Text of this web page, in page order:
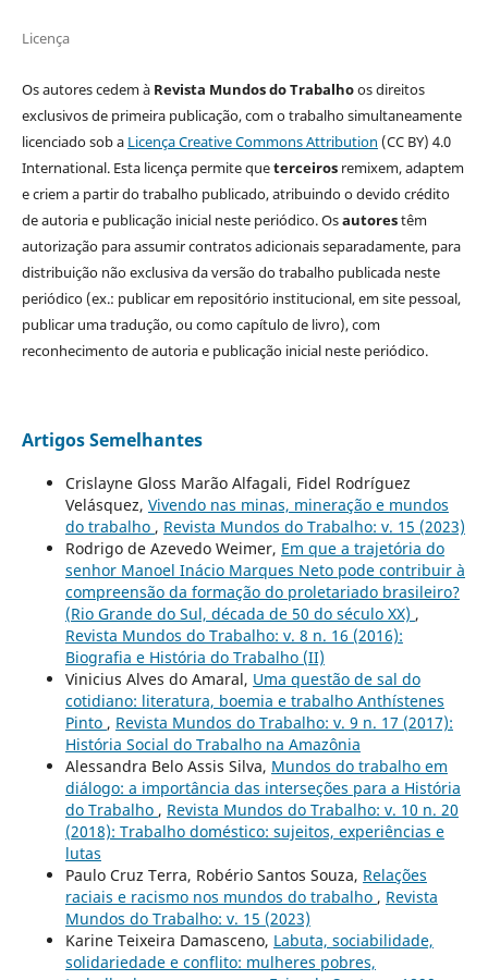
Licença
Os autores cedem à Revista Mundos do Trabalhoos direitos
exclusivos de primeira publicação, com o trabalho simultaneamente
licenciado sob a Licença Creative Commons Attribution (CC BY) 4.0
International. Esta licença permite queterceirosremixem, adaptem
e criem a partir do trabalho publicado, atribuindo o devido crédito
de autoria e publicação inicial neste periódico. Osautorestêm
autorização para assumir contratos adicionais separadamente, para
distribuição não exclusiva da versão do trabalho publicada neste
periódico (ex.: publicar em repositório institucional, em site pessoal,
publicar uma tradução, ou como capítulo de livro), com
reconhecimento de autoria e publicação inicial neste periódico.
Artigos Semelhantes
Crislayne Gloss Marão Alfagali, Fidel Rodríguez
Velásquez, Vivendo nas minas, mineração e mundos
do trabalho , Revista Mundos do Trabalho: v. 15 (2023)
Rodrigo de Azevedo Weimer, Em que a trajetória do
senhor Manoel Inácio Marques Neto pode contribuir à
compreensão da formação do proletariado brasileiro?
(Rio Grande do Sul, década de 50 do século XX) ,
Revista Mundos do Trabalho: v. 8 n. 16 (2016):
Biografia e História do Trabalho (II)
Vinicius Alves do Amaral, Uma questão de sal do
cotidiano: literatura, boemia e trabalho Anthístenes
Pinto , Revista Mundos do Trabalho: v. 9 n. 17 (2017):
História Social do Trabalho na Amazônia
Alessandra Belo Assis Silva, Mundos do trabalho em
diálogo: a importância das interseções para a História
do Trabalho , Revista Mundos do Trabalho: v. 10 n. 20
(2018): Trabalho doméstico: sujeitos, experiências e
lutas
Paulo Cruz Terra, Robério Santos Souza, Relações
raciais e racismo nos mundos do trabalho , Revista
Mundos do Trabalho: v. 15 (2023)
Karine Teixeira Damasceno, Labuta, sociabilidade,
solidariedade e conflito: mulheres pobres,